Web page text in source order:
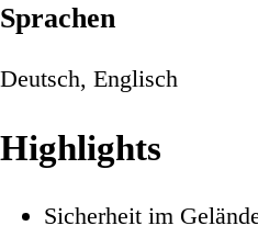
Sprachen
Deutsch, Englisch
Highlights
Sicherheit im